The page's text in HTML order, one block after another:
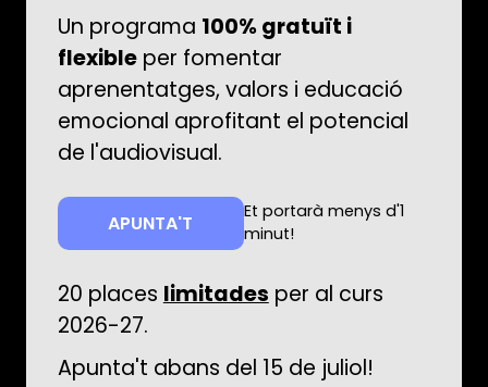
Un programa 100% gratuït i
flexibleper fomentar
aprenentatges, valors i educació
emocional aprofitant el potencial
de l'audiovisual.
APUNTA'T
Et portarà menys d'1
minut!
20 places limitades per al curs
2026-27.
Apunta't abans del 15 de juliol!